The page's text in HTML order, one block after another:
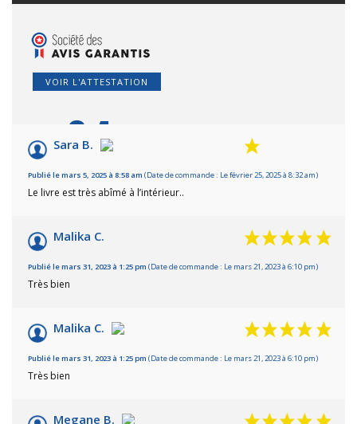
VOIR L'ATTESTATION
8.4/10
Basé sur 5 avis
Sara B.
Publié le mars 5, 2025 à 8:58 am (Date de commande : Le février 25, 2025 à 8:32 am)
Le livre est très abîmé à l’intérieur..
Malika C.
Publié le mars 31, 2023 à 1:25 pm (Date de commande : Le mars 21, 2023 à 6:10 pm)
Très bien
Malika C.
Publié le mars 31, 2023 à 1:25 pm (Date de commande : Le mars 21, 2023 à 6:10 pm)
Très bien
Megane B.